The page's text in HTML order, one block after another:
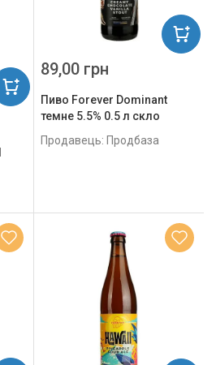
Пиво Forever Dominant
темне 5.5% 0.5 л скло
Продавець: Продбаза
89,00 грн